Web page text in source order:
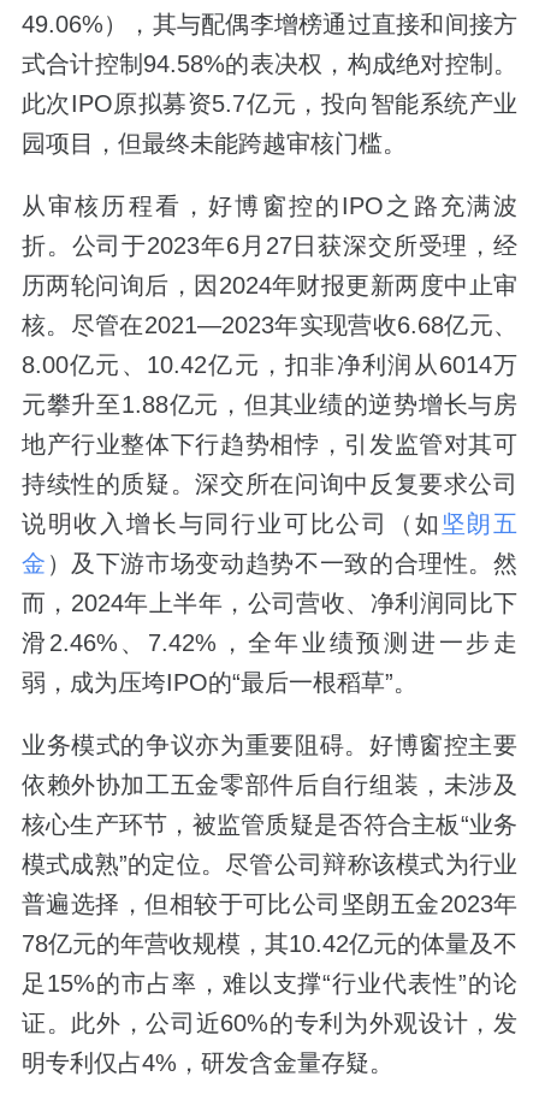
49.06%），其与配偶李增榜通过直接和间接方
式合计控制94.58%的表决权，构成绝对控制。
此次IPO原拟募资5.7亿元，投向智能系统产业
园项目，但最终未能跨越审核门槛。
从审核历程看，好博窗控的IPO之路充满波
折。公司于2023年6月27日获深交所受理，经
历两轮问询后，因2024年财报更新两度中止审
核。尽管在2021—2023年实现营收6.68亿元、
8.00亿元、10.42亿元，扣非净利润从6014万
元攀升至1.88亿元，但其业绩的逆势增长与房
地产行业整体下行趋势相悖，引发监管对其可
持续性的质疑。深交所在问询中反复要求公司
说明收入增长与同行业可比公司（如 坚朗五
金 ）及下游市场变动趋势不一致的合理性。然
而，2024年上半年，公司营收、净利润同比下
滑2.46%、7.42%，全年业绩预测进一步走
弱，成为压垮IPO的“最后一根稻草”。
业务模式的争议亦为重要阻碍。好博窗控主要
依赖外协加工五金零部件后自行组装，未涉及
核心生产环节，被监管质疑是否符合主板“业务
模式成熟”的定位。尽管公司辩称该模式为行业
普遍选择，但相较于可比公司坚朗五金2023年
78亿元的年营收规模，其10.42亿元的体量及不
足15%的市占率，难以支撑“行业代表性”的论
证。此外，公司近60%的专利为外观设计，发
明专利仅占4%，研发含金量存疑。